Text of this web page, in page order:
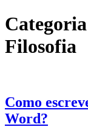
Filosofia
Como
Word?